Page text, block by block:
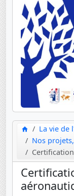
La vie de
Nos